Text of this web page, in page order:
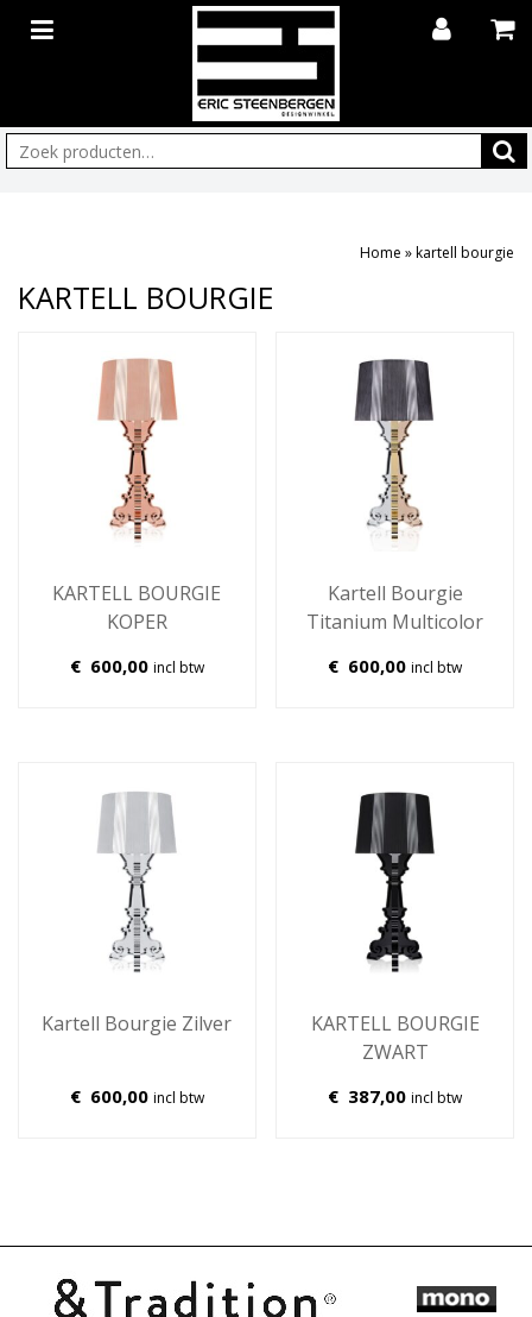
Zoeken:
Home »kartell bourgie
KARTELL BOURGIE
KARTELL BOURGIE
KOPER
€ 600,00 incl btw
Kartell Bourgie
Titanium Multicolor
€ 600,00 incl btw
Kartell Bourgie Zilver
€ 600,00 incl btw
KARTELL BOURGIE
ZWART
€ 387,00 incl btw